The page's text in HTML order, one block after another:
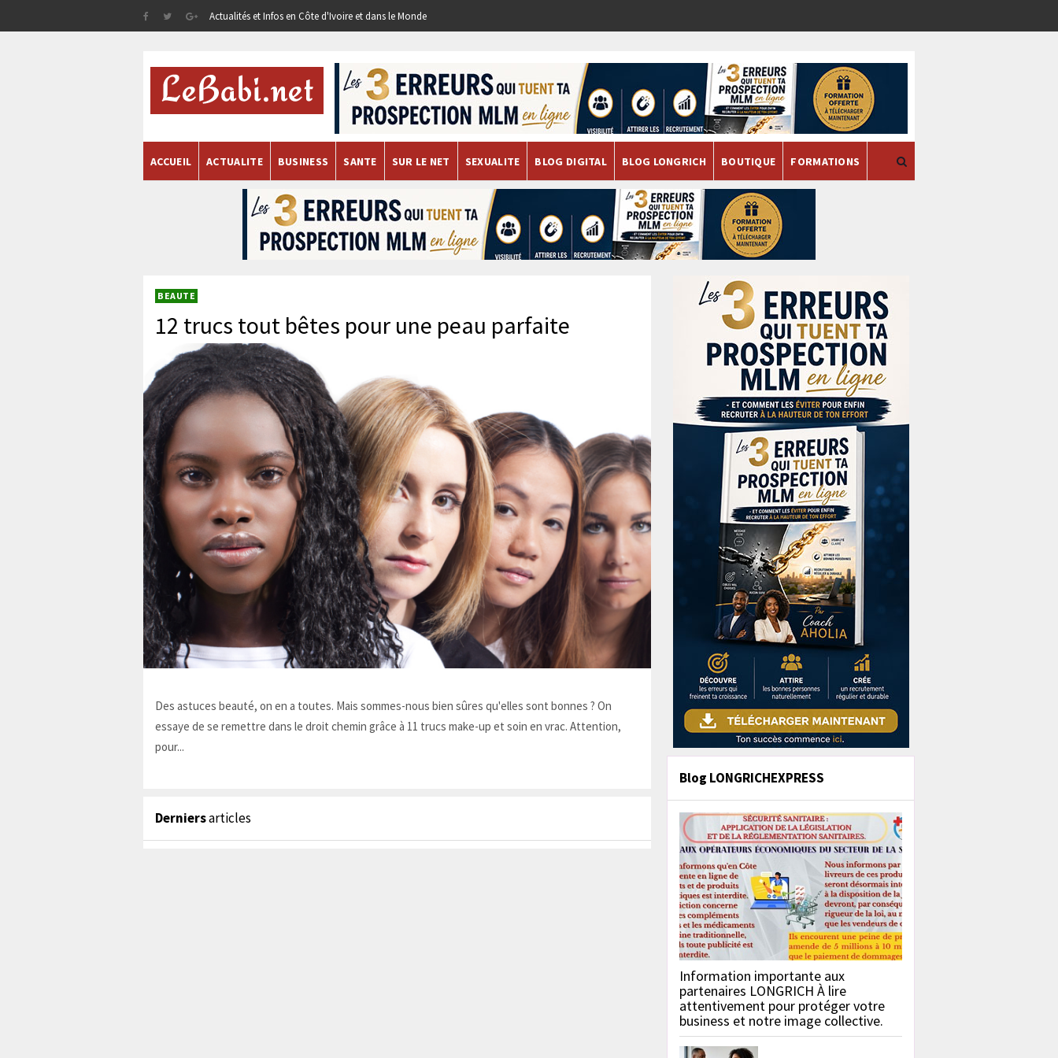
Actualités et Infos en Côte d'Ivoire et dans le Monde
ACCUEIL ACTUALITE BUSINESS SANTE SUR LE NET SEXUALITE BLOG DIGITAL BLOG LONGRICH BOUTIQUE FORMATIONS
BEAUTE
12 trucs tout bêtes pour une peau parfaite
Des astuces beauté, on en a toutes. Mais sommes-nous bien sûres qu'elles sont bonnes ? On
essaye de se remettre dans le droit chemin grâce à 11 trucs make-up et soin en vrac. Attention,
pour...
Derniersarticles
Blog LONGRICHEXPRESS
Information importante aux
partenaires LONGRICH À lire
attentivement pour protéger votre
business et notre image collective.